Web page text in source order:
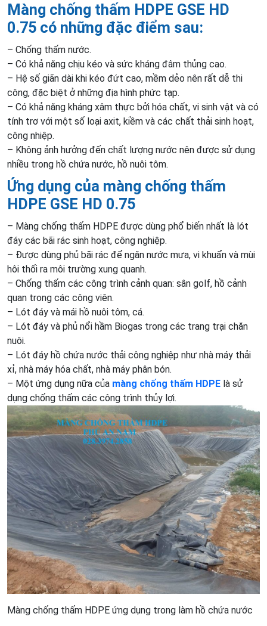
Màng chống thấm HDPE GSE HD
0.75 có những đặc điểm sau:
– Chống thấm nước.
– Có khả năng chịu kéo và sức kháng đâm thủng cao.
– Hệ số giãn dài khi kéo đứt cao, mềm dẻo nên rất dễ thi
công, đặc biệt ở những địa hình phức tạp.
– Có khả năng kháng xâm thực bởi hóa chất, vi sinh vật và có
tính trơ với một số loại axit, kiềm và các chất thải sinh hoạt,
công nhiệp.
– Không ảnh hưởng đến chất lượng nước nên được sử dụng
nhiều trong hồ chứa nước, hồ nuôi tôm.
Ứng dụng của màng chống thấm
HDPE GSE HD 0.75
– Màng chống thấm HDPE được dùng phổ biến nhất là lót
đáy các bãi rác sinh hoạt, công nghiệp.
– Được dùng phủ bãi rác để ngăn nước mưa, vi khuẩn và mùi
hôi thối ra môi trường xung quanh.
– Chống thấm các công trình cảnh quan: sân golf, hồ cảnh
quan trong các công viên.
– Lót đáy và mái hồ nuôi tôm, cá.
– Lót đáy và phủ nổi hầm Biogas trong các trang trại chăn
nuôi.
– Lót đáy hồ chứa nước thải công nghiệp như nhà máy thải
xỉ, nhà máy hóa chất, nhà máy phân bón.
– Một ứng dụng nữa của màng chống thấm HDPE là sử
dụng chống thấm các công trình thủy lợi.
Màng chống thấm HDPE ứng dụng trong làm hồ chứa nước